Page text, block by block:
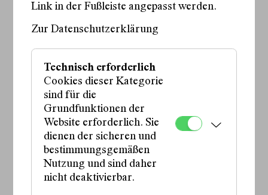
Regisseur, Performance- und Videokünstler eng
Das Stück traf im deutschsprachigen Raum auf große
Resonanz. In der Kritiker:innenumfrage der Zeitschrift
Theater heutewurde Bühnenbeschimpfung
des Jahres 2023“ gewählt. Sivan Ben Yishai war damit
heuer zudem für den Mülheimer Dramatikpreis
nominiert.
Schauspiel:
Sophia Löffler
Ursula Reiter,
Tamara Semzov
Regie:
Marie Bues,
Niko Eleftheriadis
Tobias Herzberg
Bühne:
Shahrzad Rahmani
Link in der Fußleiste angepasst werden.
Zur Datenschutzerklärung
Technisch erforderlich
Cookies dieser Kategorie
sind für die
Grundfunktionen der
Website erforderlich. Sie
dienen der sicheren und
bestimmungsgemäßen
Nutzung und sind daher
nicht deaktivierbar.